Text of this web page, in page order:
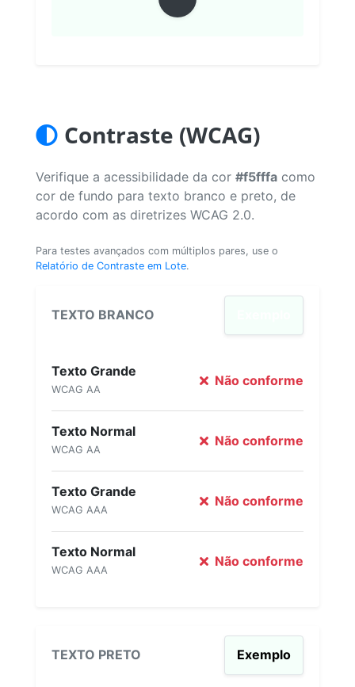
Contraste (WCAG)
Verifique a acessibilidade da cor #f5fffa como
cor de fundo para texto branco e preto, de
acordo com as diretrizes WCAG 2.0.
Para testes avançados com múltiplos pares, use o
Relatório de Contraste em Lote.
TEXTO BRANCO
Texto Grande
WCAG AA
Não conforme
Texto Normal
WCAG AA
Não conforme
Texto Grande
WCAG AAA
Não conforme
Texto Normal
WCAG AAA
Não conforme
TEXTO PRETO Exemplo